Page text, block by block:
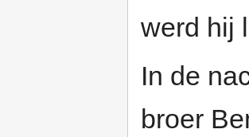
werd hij
In de
broer